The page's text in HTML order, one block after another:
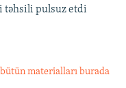
təhsili pulsuz etdi
materialları burada